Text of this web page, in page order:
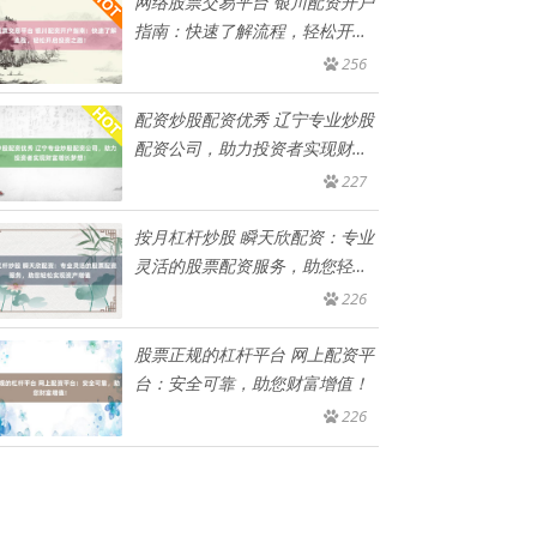
指南：快速了解流程，轻松开启
256
配资炒股配资优秀 辽宁专业炒股
配资公司，助力投资者实现财富
227
按月杠杆炒股 瞬天欣配资：专业
灵活的股票配资服务，助您轻松
226
股票正规的杠杆平台 网上配资平
台：安全可靠，助您财富增值！
226